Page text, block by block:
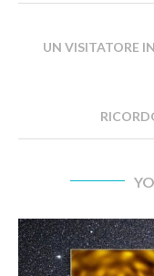
UN VISITATORE